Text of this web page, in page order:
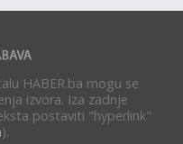
HABER.ba mogu se
izvora. Iza zadnje
postaviti "hyperlink"
).